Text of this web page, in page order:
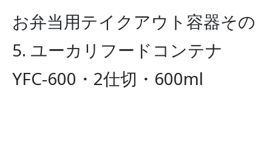
お弁当用テイクアウト容器その
5. ユーカリフードコンテナ
YFC-600・2仕切・600ml